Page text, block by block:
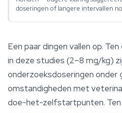
doseringen of langere intervallen
Een paar dingen vallen op.
in deze studies (2–8 mg/kg)
onderzoeksdoseringen onder
omstandigheden met
doe-het-zelfstartpunten. Ten